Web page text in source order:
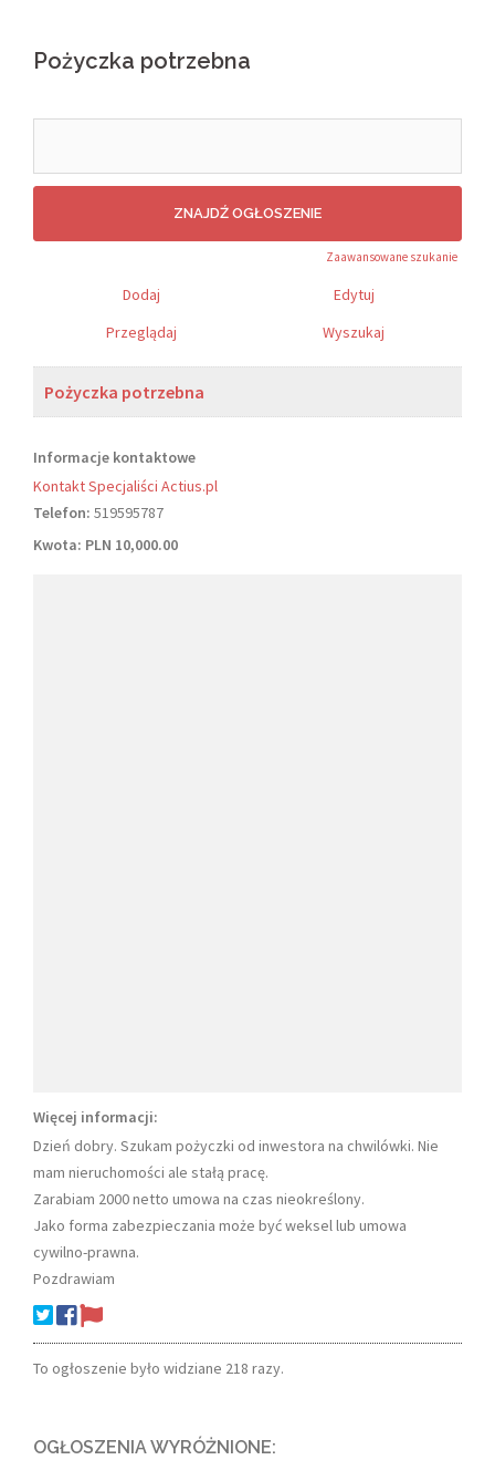
Pożyczka potrzebna
Zaawansowane szukanie
Dodaj
Edytuj
Przeglądaj
Wyszukaj
Pożyczka potrzebna
Informacje kontaktowe
Kontakt Specjaliści Actius.pl
Telefon: 519595787
Kwota: PLN 10,000.00
Więcej informacji:
Dzień dobry. Szukam pożyczki od inwestora na chwilówki. Nie
mam nieruchomości ale stałą pracę.
Zarabiam 2000 netto umowa na czas nieokreślony.
Jako forma zabezpieczania może być weksel lub umowa
cywilno-prawna.
Pozdrawiam
To ogłoszenie było widziane 218 razy.
OGŁOSZENIA WYRÓŻNIONE: